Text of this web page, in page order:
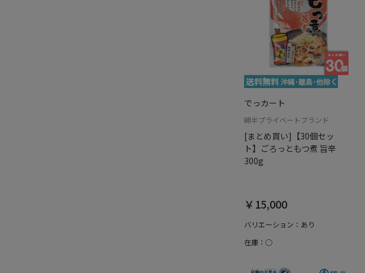
でっカート
綿半プライベートブランド
[まとめ買い]【30個セッ
ト】ごろっともつ煮 旨辛
300g
￥15,000
バリエーション：あり
在庫：○